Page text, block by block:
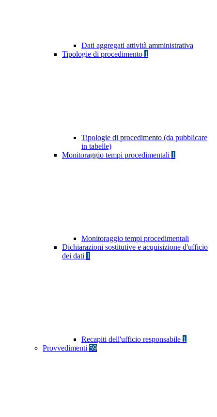
Dati aggregati attività amministrativa
Tipologie di procedimento 1
Tipologie di procedimento (da pubblicare
in tabelle)
Monitoraggio tempi procedimentali 1
Monitoraggio tempi procedimentali
Dichiarazioni sostitutive e acquisizione d'ufficio
dei dati 1
Recapiti dell'ufficio responsabile 1
Provvedimenti 59